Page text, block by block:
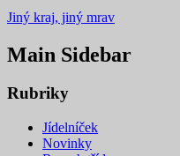
Jiný kraj, jiný mrav
Main Sidebar
Rubriky
Jídelníček
Novinky